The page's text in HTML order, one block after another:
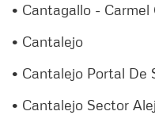
• Cantagallo - Carmel
• Cantalejo
• Cantalejo Portal De
• Cantalejo Sector